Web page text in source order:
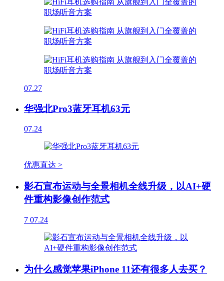
07.27
华强北Pro3蓝牙耳机63元
07.24
优惠直达 >
影石宣布运动与全景相机全线升级，以AI+硬
件重构影像创作范式
7 07.24
为什么感觉苹果iPhone 11还有很多人去买？